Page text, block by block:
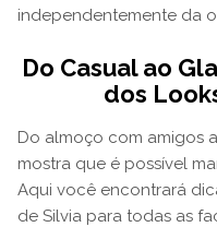
independentemente da
Do Casual ao
dos
Do almoço com amigos
mostra que é possível
Aqui você encontrará
de Silvia para todas as